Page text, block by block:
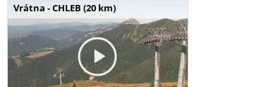
Vrátna - CHLEB (20 km)